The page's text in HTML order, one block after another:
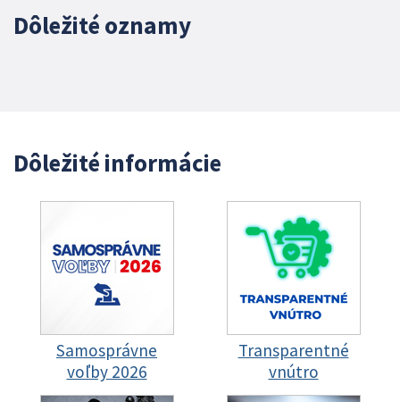
Dôležité oznamy
Dôležité informácie
Samosprávne
voľby 2026
Transparentné
vnútro